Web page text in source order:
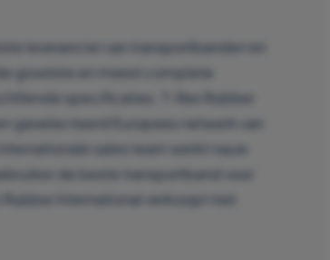
leverancier van transportbanden en
grootste en meest complete
specificaties. T-Rex Rubber
geselecteerd Europees netwerk van
sales team werkt nauw
de beste transportband voor
International verkoopt niet